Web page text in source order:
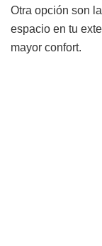
Otra opción son
espacio en tu
mayor confort.